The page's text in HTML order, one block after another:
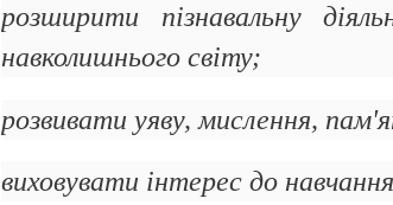
розширити пізнавальну
навколишнього світу;
розвивати уяву, мислення,
виховувати інтерес до